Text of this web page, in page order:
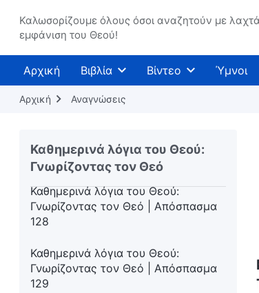
Καλωσορίζουμε όλους όσοι αναζητούν με
εμφάνιση του Θεού!
Αρχική Βιβλία Βίντεο Ύμνοι
Αρχική Αναγνώσεις
Καθημερινά λόγια του Θεού:
Γνωρίζοντας τον Θεό
Γνωρίζοντας τον Θεό | Απόσπασμα
125
Καθημερινά λόγια του Θεού:
Γνωρίζοντας τον Θεό | Απόσπασμα
126
Γνωρίζοντας τον Θεό | Απόσπασμα
127
Καθημερινά λόγια του Θεού:
Γνωρίζοντας τον Θεό | Απόσπασμα
128
Καθημερινά λόγια του Θεού:
Γνωρίζοντας τον Θεό | Απόσπασμα
129